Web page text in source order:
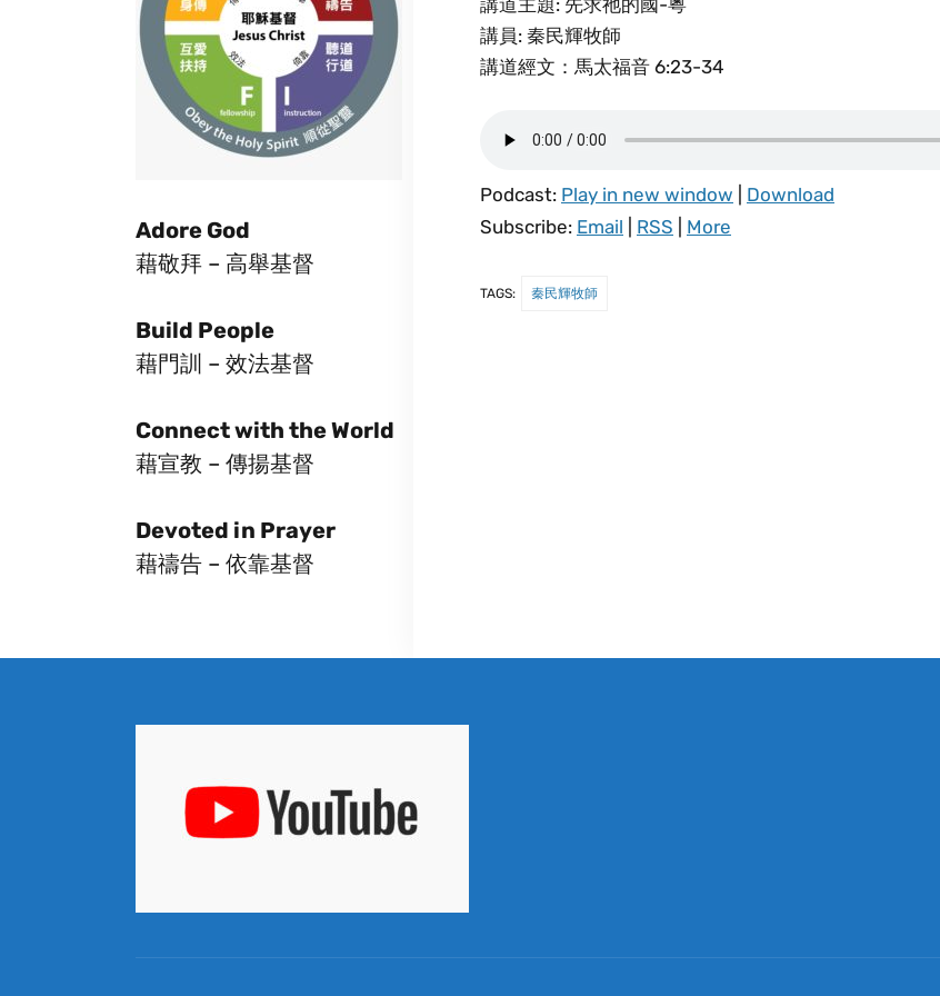
講員: 秦民輝牧師
講道經文：馬太福音 6:23-34
Podcast: Play in new window
Download
Subscribe: Email RSS More
TAGS: 秦民輝牧師
Adore God
藉敬拜 – 高舉基督
Build People
藉門訓 – 效法基督
Connect with the World
藉宣教 – 傳揚基督
Devoted in Prayer
藉禱告 – 依靠基督